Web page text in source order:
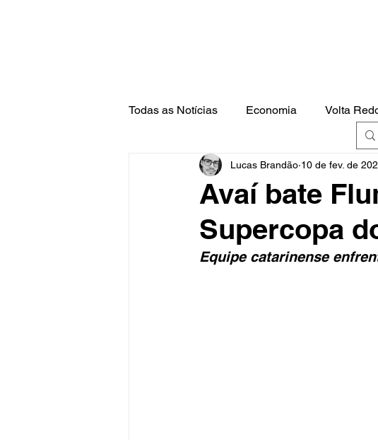
Todas as Notícias Economia Volta
Barra Mansa Pinheiral Polícia
Avaí bate
Supercopa
Lucas Brandão 10 de fev. de
Equipe catarinense